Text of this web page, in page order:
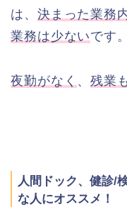
は、 決まった業務
業務は少ないです。
夜勤がなく 、残業
人間ドック、健診/
な人にオススメ！